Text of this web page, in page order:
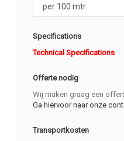
Specifications
Technical Specifications
Offerte nodig
Wij maken graag een
Ga hiervoor naar onze
Transportkosten